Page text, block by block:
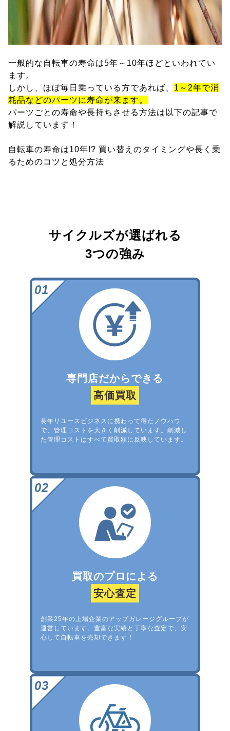
一般的な自転車の寿命は5年～10年ほどといわれてい
ます。
しかし、ほぼ毎日乗っている方であれば、 1～2年で消
耗品などのパーツに寿命が来ます。
パーツごとの寿命や長持ちさせる方法は以下の記事で
解説しています！
自転車の寿命は10年!? 買い替えのタイミングや長く乗
るためのコツと処分方法
サイクルズが選ばれる
3つの強み
専門店だからできる
高価買取
長年リユースビジネスに携わって得たノウハウ
で、管理コストを大きく削減しています。削減し
た管理コストはすべて買取額に反映しています。
買取のプロによる
安心査定
創業25年の上場企業のアップガレージグループが
運営しています。豊富な実績と丁寧な査定で、安
心して自転車を売却できます！